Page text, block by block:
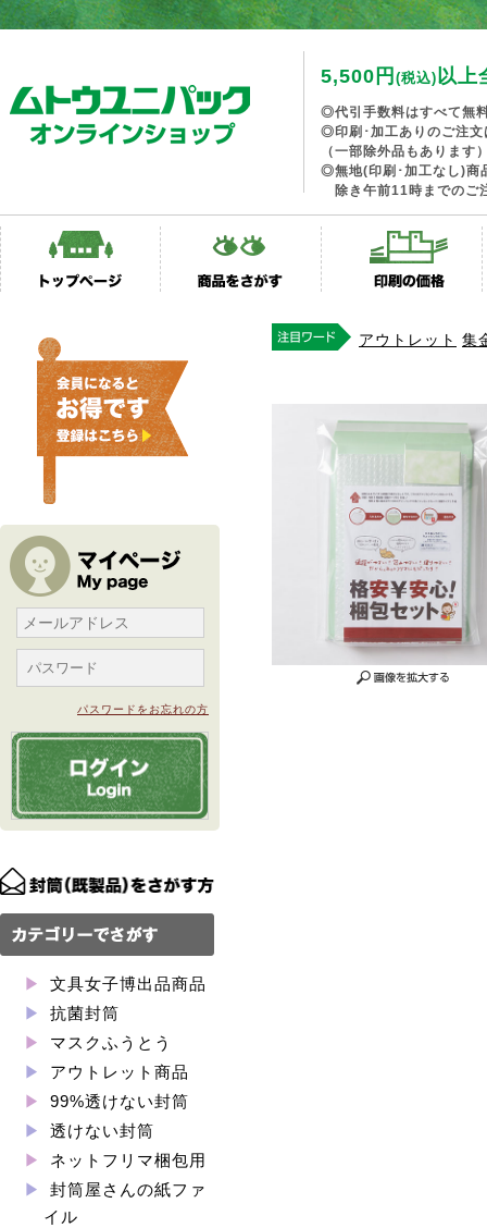
5,500円 (税込)以上
◎代引手数料はすべて無
◎印刷･加工ありのご注文
（一部除外品もあります
◎無地(印刷･加工なし)商
除き午前11時までのご
パスワードをお忘れの方
文具女子博出品商品
抗菌封筒
マスクふうとう
アウトレット商品
99%透けない封筒
透けない封筒
ネットフリマ梱包用
封筒屋さんの紙ファ
イル
アウトレット 集